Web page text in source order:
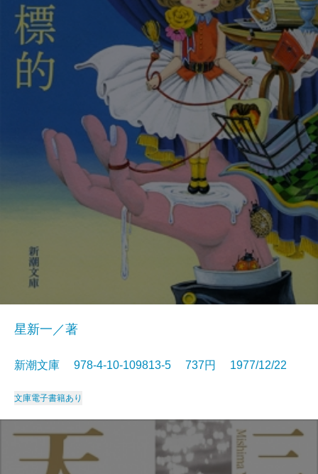
星新一／著
新潮文庫 978-4-10-109813-5 737円 1977/12/22
文庫電子書籍あり